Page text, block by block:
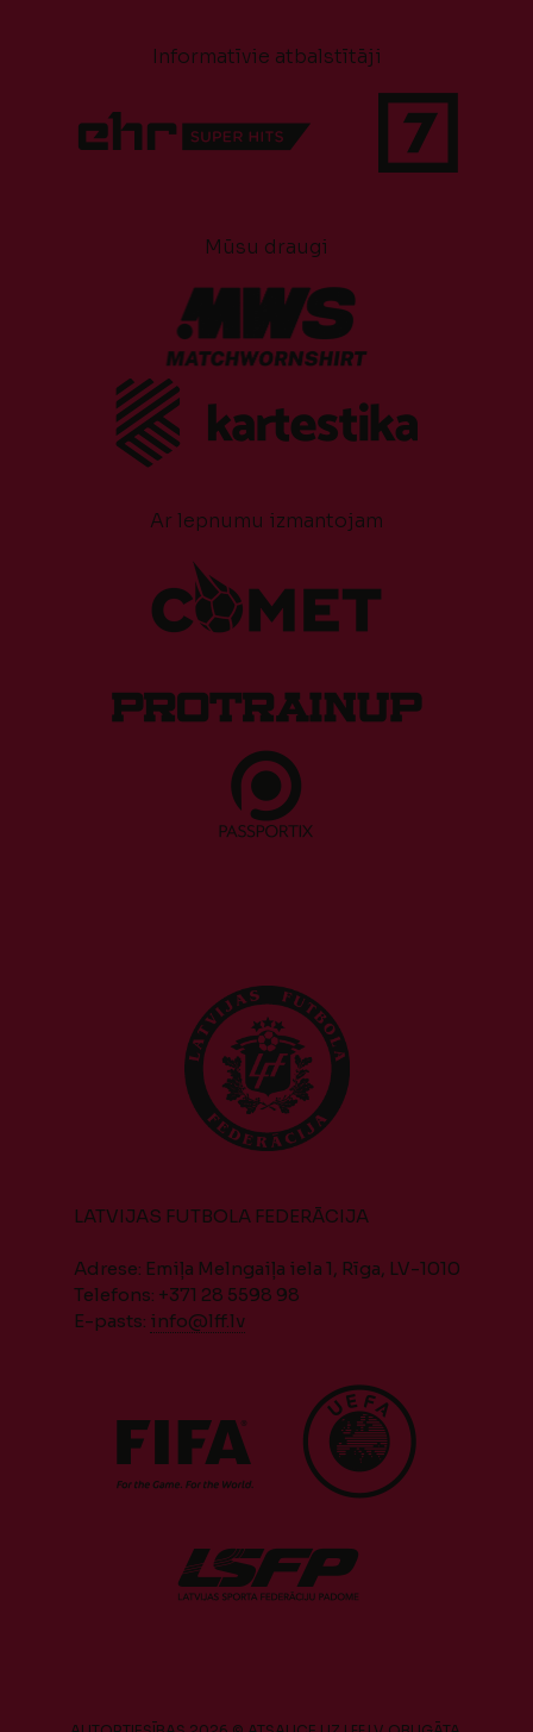
Informatīvie atbalstītāji
Mūsu draugi
Ar lepnumu izmantojam
LATVIJAS FUTBOLA FEDERĀCIJA
Adrese: Emiļa Melngaiļa iela 1, Rīga, LV-1010
Telefons: +371 28 5598 98
E-pasts: info@lff.lv